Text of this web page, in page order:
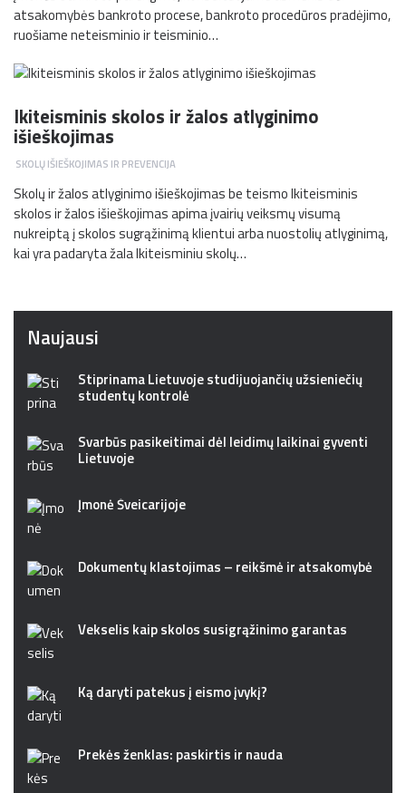
atsakomybės bankroto procese, bankroto procedūros pradėjimo,
ruošiame neteisminio ir teisminio…
Ikiteisminis skolos ir žalos atlyginimo
išieškojimas
SKOLŲ IŠIEŠKOJIMAS IR PREVENCIJA
Skolų ir žalos atlyginimo išieškojimas be teismo Ikiteisminis
skolos ir žalos išieškojimas apima įvairių veiksmų visumą
nukreiptą į skolos sugrąžinimą klientui arba nuostolių atlyginimą,
kai yra padaryta žala Ikiteisminiu skolų…
Naujausi
Stiprinama Lietuvoje studijuojančių užsieniečių
studentų kontrolė
Svarbūs pasikeitimai dėl leidimų laikinai gyventi
Lietuvoje
Įmonė Šveicarijoje
Dokumentų klastojimas – reikšmė ir atsakomybė
Vekselis kaip skolos susigrąžinimo garantas
Ką daryti patekus į eismo įvykį?
Prekės ženklas: paskirtis ir nauda